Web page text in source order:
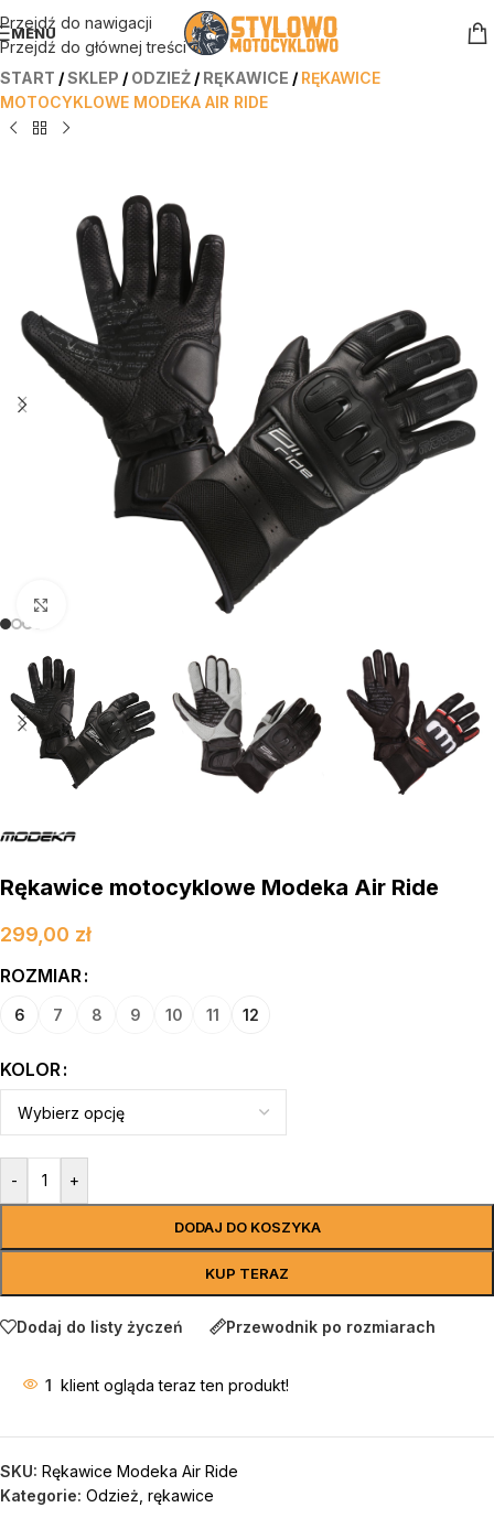
Przejdź do nawigacji
Przejdź do głównej treści
MENU
START /SKLEP / ODZIEŻ / RĘKAWICE / RĘKAWICE
MOTOCYKLOWE MODEKA AIR RIDE
kliknij aby powiększyć
Rękawice motocyklowe Modeka Air Ride
299,00 zł
ROZMIAR
6 7 8 9 10 11 12
KOLOR
- +
DODAJ DO KOSZYKA
KUP TERAZ
Dodaj do listy życzeń Przewodnik po rozmiarach
1 klient ogląda teraz ten produkt!
SKU: Rękawice Modeka Air Ride
Kategorie: Odzież rękawice